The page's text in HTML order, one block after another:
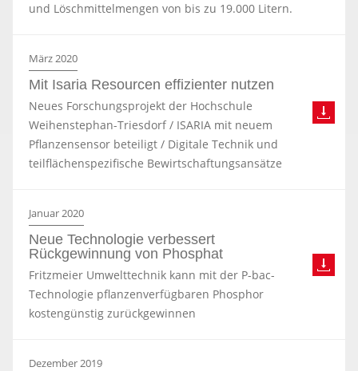
und Löschmittelmengen von bis zu 19.000 Litern.
März 2020
Mit Isaria Resourcen effizienter nutzen
Neues Forschungsprojekt der Hochschule
Weihenstephan-Triesdorf / ISARIA mit neuem
Pflanzensensor beteiligt / Digitale Technik und
teilflächenspezifische Bewirtschaftungsansätze
Januar 2020
Neue Technologie verbessert
Rückgewinnung von Phosphat
Fritzmeier Umwelttechnik kann mit der P-bac-
Technologie pflanzenverfügbaren Phosphor
kostengünstig zurückgewinnen
Dezember 2019